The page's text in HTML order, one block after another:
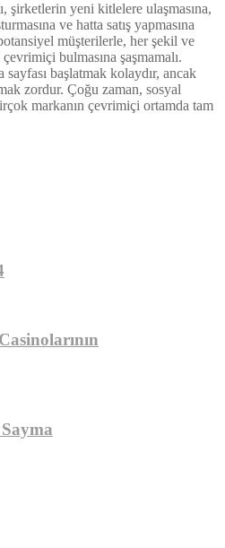
şirketlerin yeni kitlelere ulaşmasına,
ve hatta satış yapmasına
müşterilerle, her şekil ve
bulmasına şaşmamalı.
başlatmak kolaydır, ancak
zordur. Çoğu zaman, sosyal
markanın çevrimiçi ortamda tam